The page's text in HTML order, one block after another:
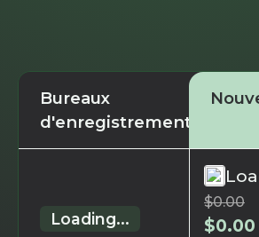
Bureaux
d'enregistrement
Loading...
$0.00
$0.00